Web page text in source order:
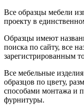
Все образцы мебели
проекту в
Образцы имеют
поиска по сайту, все
зарегистрированным
Все мебельные
образцов по цвету,
способами монтажа и
фурнитуры.